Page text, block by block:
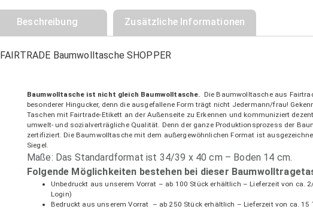
Beschreibung Zusätzliche Informationen
FAIRTRADE Baumwolltasche SHOPPER
Baumwolltasche ist nicht gleich Baumwolltasche. Die Baumwolltasche aus
besonderer Hingucker, denn die ausgefallene Form trägt nicht Jedermann/frau!
Taschen mit Fairtrade-Etikett an der Außenseite zu Erkennen und kommuniziert
umwelt- und sozialverträgliche Qualität. Denn der ganze Produktionsprozess der
zertifiziert. Die Baumwolltasche mit dem außergewöhnlichen Format ist
Siegel.
Maße: Das Standardformat ist 34/39 x 40 cm – Boden 14 cm.
Folgende Möglichkeiten bestehen bei dieser
Unbedruckt aus unserem Vorrat – ab 100 Stück erhältlich – Lieferzeit von ca.
Login)
Bedruckt aus unserem Vorrat – ab 250 Stück erhältlich – Lieferzeit von ca. 15